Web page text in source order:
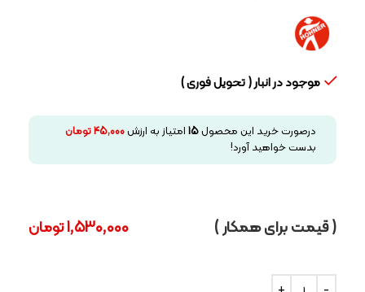
موجود در انبار ( تحویل فوری )
درصورت خرید این محصول15 امتیاز به ارزش45,000تومان
بدست خواهید آورد!
( قیمت برای همکار ) 1,530,000تومان